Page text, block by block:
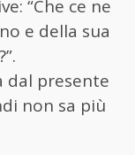
“Che ce ne
e della sua
dal presente
non sa più